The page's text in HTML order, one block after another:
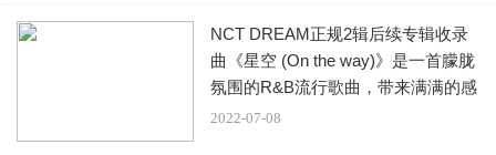
NCT DREAM正规2辑后续专辑收录
曲《星空 (On the way)》是一首朦胧
氛围的R&B流行歌曲，带来满满的感
动！
2022-07-08